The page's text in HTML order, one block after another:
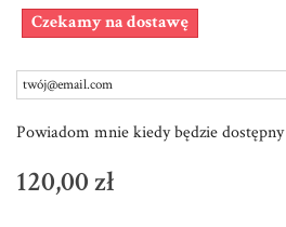
Czekamy na dostawę
Powiadom mnie kiedy będzie dostępny
120,00 zł